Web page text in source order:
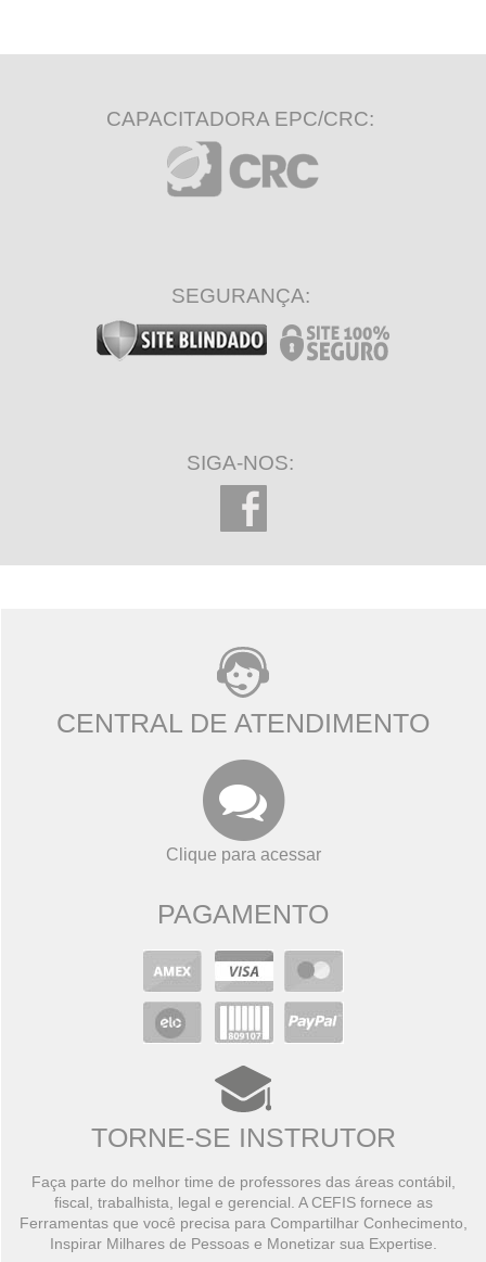
CAPACITADORA EPC/CRC:
SEGURANÇA:
SIGA-NOS:
CENTRAL DE ATENDIMENTO
Clique para acessar
PAGAMENTO
TORNE-SE INSTRUTOR
Faça parte do melhor time de professores das áreas contábil,
fiscal, trabalhista, legal e gerencial. A CEFIS fornece as
Ferramentas que você precisa para Compartilhar Conhecimento,
Inspirar Milhares de Pessoas e Monetizar sua Expertise.